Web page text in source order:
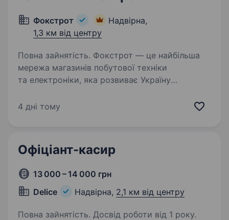
Фокстрот
Надвірна,
1,3 км від центру
Повна зайнятість. Фокстрот — це найбільша
мережа магазинів побутової техніки
та електроніки, яка розвиває Україну
до Перемоги. Фокстрот — це спільнота людей,
4 дні тому
Офіціант-касир
13 000 – 14 000 грн
Delice
Надвірна, 2,1 км від центру
Повна зайнятість. Досвід роботи від 1 року.